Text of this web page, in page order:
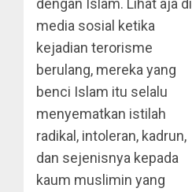
dengan Islam. Lihat aja di
media sosial ketika
kejadian terorisme
berulang, mereka yang
benci Islam itu selalu
menyematkan istilah
radikal, intoleran, kadrun,
dan sejenisnya kepada
kaum muslimin yang